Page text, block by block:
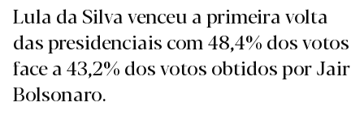
Lula da Silva venceu a primeira volta
das presidenciais com 48,4% dos votos
face a 43,2% dos votos obtidos por Jair
Bolsonaro.